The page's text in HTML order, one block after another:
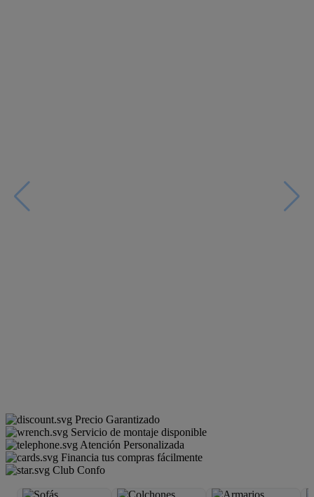
Precio Garantizado
Servicio de montaje disponible
Atención Personalizada
Financia tus compras fácilmente
Club Confo